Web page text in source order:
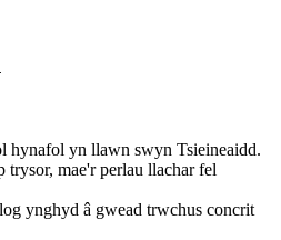
hynafol yn llawn swyn Tsieineaidd.
mae'r perlau llachar fel
ynghyd â gwead trwchus concrit